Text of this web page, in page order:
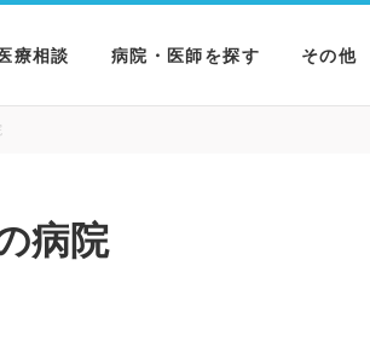
療相談 病院・医師を探す その他
病院